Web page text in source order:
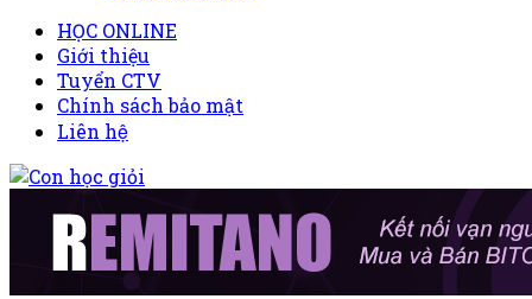
HỌC ONLINE
Giới thiệu
Tuyển CTV
Chính sách bảo mật
Liên hệ